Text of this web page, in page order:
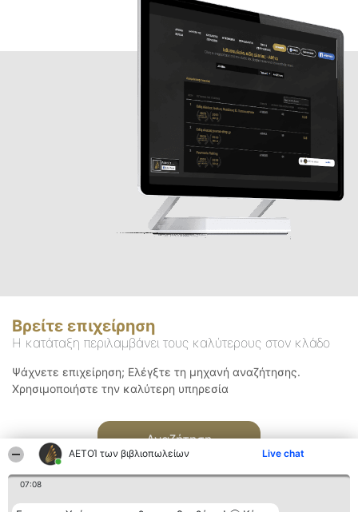
ΑΕΤΟΊ των βιβλιοπωλείων Live chat
07:08
Βρείτε επιχείρηση
Η κατάταξη περιλαμβάνει τους καλύτερους στον κλάδο
Ψάχνετε επιχείρηση; Ελέγξτε τη μηχανή αναζήτησης.
Χρησιμοποιήστε την καλύτερη υπηρεσία
Αναζήτηση